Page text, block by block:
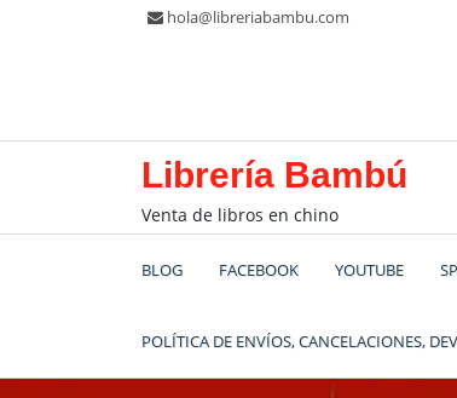
hola@libreriabambu.com
Librería Bambú
Venta de libros en chino
BLOG FACEBOOK YOUTUBE
POLÍTICA DE ENVÍOS, CANCELACIONES,